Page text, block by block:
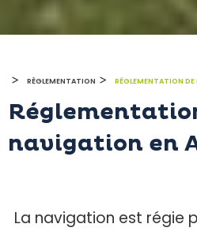
> RÈGLEMENTATION > RÉGLEMENTATION DE
navigation en
La navigation est régie